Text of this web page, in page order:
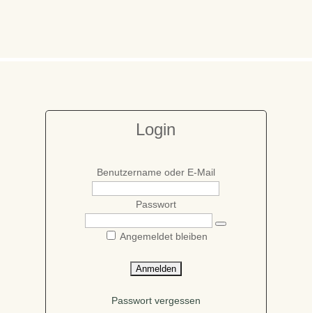
Login
Benutzername oder E-Mail
Passwort
Angemeldet bleiben
Passwort vergessen